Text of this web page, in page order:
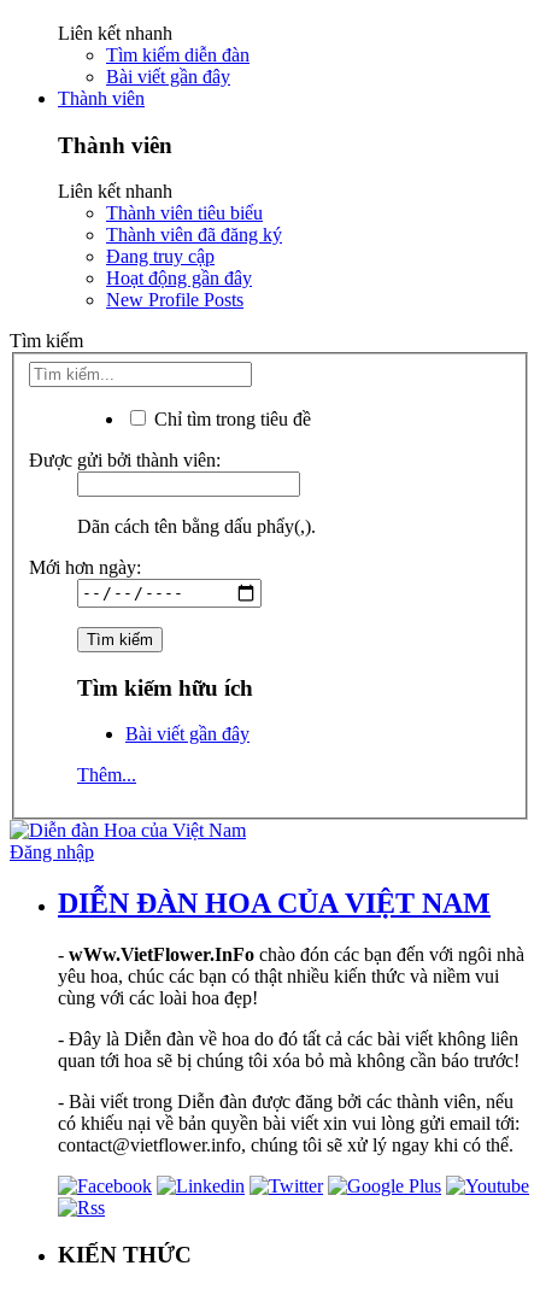
Liên kết nhanh
Tìm kiếm diễn đàn
Bài viết gần đây
Thành viên
Thành viên
Liên kết nhanh
Thành viên tiêu biểu
Thành viên đã đăng ký
Đang truy cập
Hoạt động gần đây
New Profile Posts
Tìm kiếm
Chỉ tìm trong tiêu đề
Được gửi bởi thành viên:
Dãn cách tên bằng dấu phẩy(,).
Mới hơn ngày:
Tìm kiếm hữu ích
Bài viết gần đây
Thêm...
Đăng nhập
DIỄN ĐÀN HOA CỦA VIỆT NAM
- wWw.VietFlower.InFo chào đón các bạn đến với ngôi nhà
yêu hoa, chúc các bạn có thật nhiều kiến thức và niềm vui
cùng với các loài hoa đẹp!
- Đây là Diễn đàn về hoa do đó tất cả các bài viết không liên
quan tới hoa sẽ bị chúng tôi xóa bỏ mà không cần báo trước!
- Bài viết trong Diễn đàn được đăng bởi các thành viên, nếu
có khiếu nại về bản quyền bài viết xin vui lòng gửi email tới:
contact@vietflower.info, chúng tôi sẽ xử lý ngay khi có thể.
KIẾN THỨC